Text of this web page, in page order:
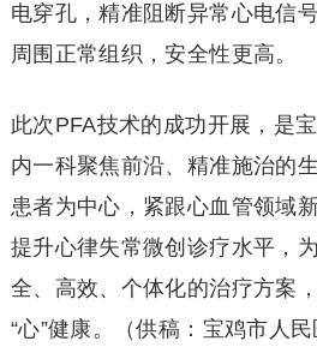
电穿孔，精准阻断异常心电信
周围正常组织，安全性更高。
此次PFA技术的成功开展，是
内一科聚焦前沿、精准施治的
患者为中心，紧跟心血管领域
提升心律失常微创诊疗水平，
全、高效、个体化的治疗方案
“心”健康。（供稿：宝鸡市人民